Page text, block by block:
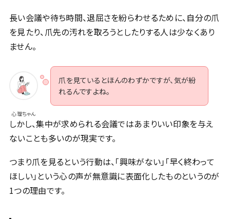
長い会議や待ち時間、退屈さを紛らわせるために、自分の爪
を見たり、爪先の汚れを取ろうとしたりする人は少なくあり
ません。
心理ちゃん
爪を見ているとほんのわずかですが、気が紛
れるんですよね。
しかし、集中が求められる会議ではあまりいい印象を与え
ないことも多いのが現実です。
つまり爪を見るという行動は、「興味がない」「早く終わって
ほしい」という心の声が無意識に表面化したものというのが
1つの理由です。